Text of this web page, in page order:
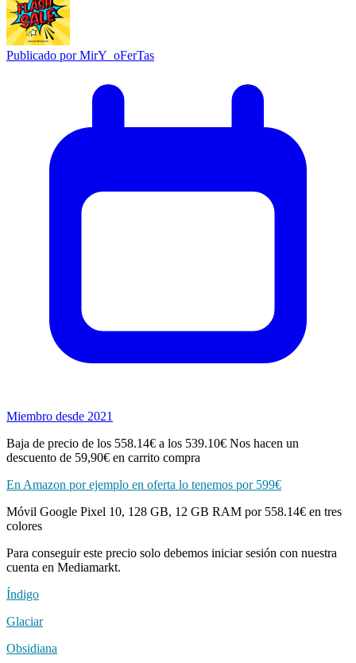
Publicado porMirY_oFerTas
Miembro desde 2021
Baja de precio de los 558.14€ a los 539.10€ Nos hacen un
descuento de 59,90€ en carrito compra
En Amazon por ejemplo en oferta lo tenemos por 599€
Móvil Google Pixel 10, 128 GB, 12 GB RAM por 558.14€ en tres
colores
Para conseguir este precio solo debemos iniciar sesión con nuestra
cuenta en Mediamarkt.
Índigo
Glaciar
Obsidiana